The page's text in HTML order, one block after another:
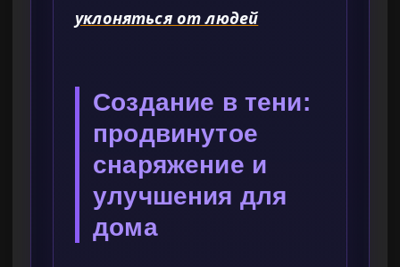
уклоняться от людей
Создание в тени:
продвинутое
снаряжение и
улучшения для
дома